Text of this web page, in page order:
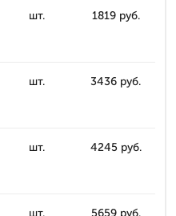
шт. 1819 руб.
шт. 3436 руб.
шт. 4245 руб.
шт. 5659 руб.